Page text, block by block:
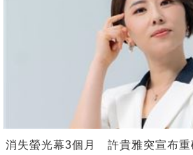
消失螢光幕3個月 許貴雅突宣布重